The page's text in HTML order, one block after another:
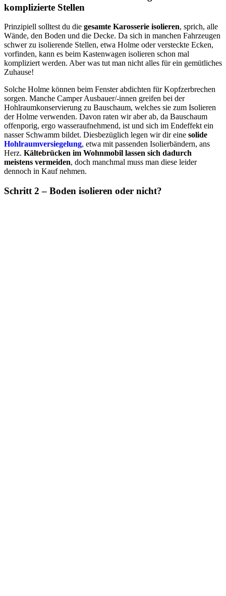
komplizierte Stellen
Prinzipiell solltest du die gesamte Karosserie isolieren, sprich, alle
Wände, den Boden und die Decke. Da sich in manchen Fahrzeugen
schwer zu isolierende Stellen, etwa Holme oder versteckte Ecken,
vorfinden, kann es beim Kastenwagen isolieren schon mal
kompliziert werden. Aber was tut man nicht alles für ein gemütliches
Zuhause!
Solche Holme können beim Fenster abdichten für Kopfzerbrechen
sorgen. Manche Camper Ausbauer/-innen greifen bei der
Hohlraumkonservierung zu Bauschaum, welches sie zum Isolieren
der Holme verwenden. Davon raten wir aber ab, da Bauschaum
offenporig, ergo wasseraufnehmend, ist und sich im Endeffekt ein
nasser Schwamm bildet. Diesbezüglich legen wir dir eine solide
Hohlraumversiegelung, etwa mit passenden Isolierbändern, ans
Herz. Kältebrücken im Wohnmobil lassen sich dadurch
meistens vermeiden, doch manchmal muss man diese leider
dennoch in Kauf nehmen.
Schritt 2 – Boden isolieren oder nicht?